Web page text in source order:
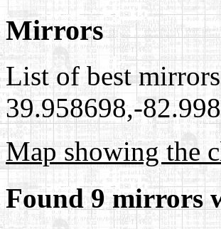
Mirrors
List of best
39.958698,-
Map showing the
Found 9 mirrors